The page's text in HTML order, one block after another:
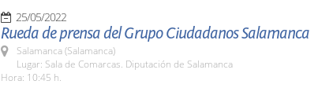
25/05/2022
Rueda de prensa del Grupo Ciudadanos Salamanca
Salamanca (Salamanca)
Lugar: Sala de Comarcas. Diputación de Salamanca
Hora: 10:45 h.